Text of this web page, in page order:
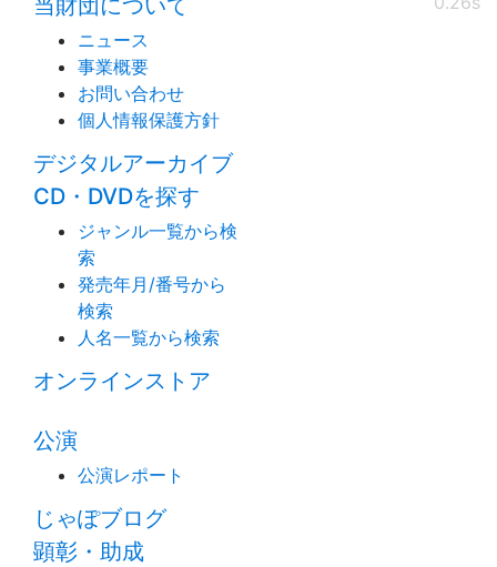
当財団について
ニュース
事業概要
お問い合わせ
個人情報保護方針
デジタルアーカイブ
CD・DVDを探す
ジャンル一覧から検
索
発売年月/番号から
検索
人名一覧から検索
オンラインストア
公演
公演レポート
じゃぽブログ
顕彰・助成